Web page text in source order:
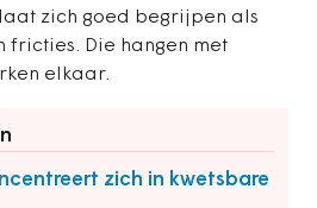
zich goed begrijpen als
fricties. Die hangen met
elkaar.
zich in kwetsbare